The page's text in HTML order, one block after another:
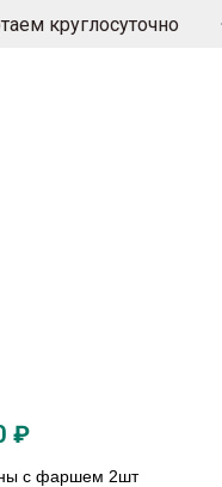
За три
₽
с фаршем 2шт